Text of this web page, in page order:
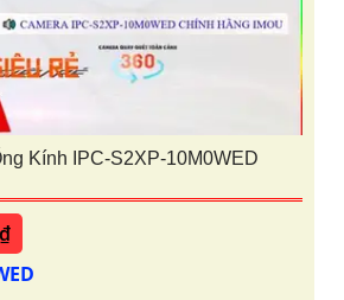
Kính IPC-S2XP-10M0WED